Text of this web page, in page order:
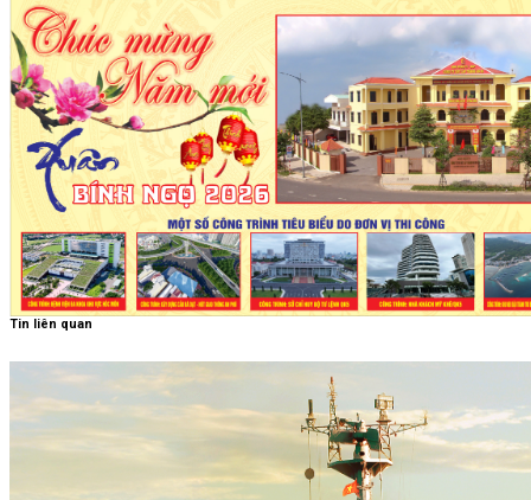
Tin liên quan